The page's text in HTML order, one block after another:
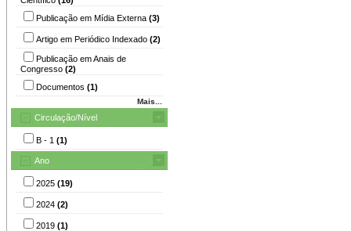
Publicação em Mídia Externa (3)
Artigo em Periódico Indexado (2)
Publicação em Anais de
Congresso (2)
Documentos (1)
Mais...
Circulação/Nível
B - 1 (1)
Ano
2025 (19)
2024 (2)
2019 (1)